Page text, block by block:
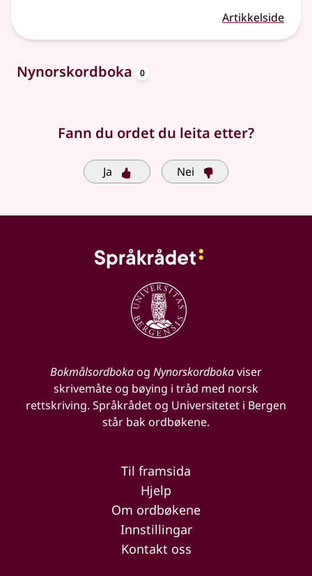
Artikkelside
Nynorskordboka 0
Fann du ordet du leita etter?
Ja Nei
Bokmålsordbokaog Nynorskordbokaviser
skrivemåte og bøying i tråd med norsk
rettskriving. Språkrådet og Universitetet i Bergen
står bak ordbøkene.
Til framsida
Hjelp
Om ordbøkene
Innstillingar
Kontakt oss